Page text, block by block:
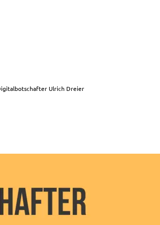
Ulrich Dreier